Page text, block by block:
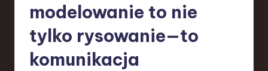
modelowanie to nie
tylko rysowanie—to
komunikacja